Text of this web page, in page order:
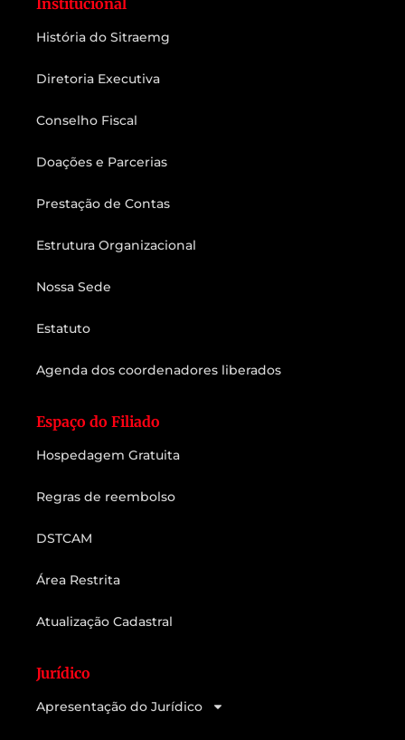
Institucional
História do Sitraemg
Diretoria Executiva
Conselho Fiscal
Doações e Parcerias
Prestação de Contas
Estrutura Organizacional
Nossa Sede
Estatuto
Agenda dos coordenadores liberados
Espaço do Filiado
Hospedagem Gratuita
Regras de reembolso
DSTCAM
Área Restrita
Atualização Cadastral
Jurídico
Apresentação do Jurídico